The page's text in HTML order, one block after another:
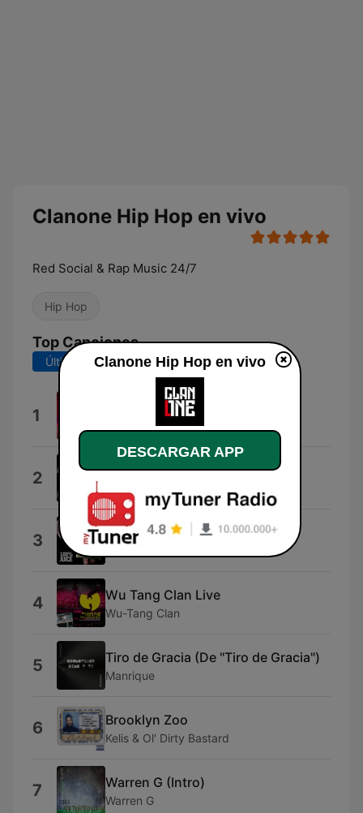
Clanone Hip Hop en vivo
Red Social & Rap Music 24/7
Hip Hop
Top Canciones
Últimos 7 días Últimos 30 días
1 Jokker Liricis
2 Short Short
3 DJ Scream (Interlude)
4 Wu Tang Clan Live
Wu-Tang Clan
5 Tiro de Gracia (De "Tiro de Gracia")
Manrique
6 Brooklyn Zoo
Kelis & Ol' Dirty Bastard
7 Warren G (Intro)
Warren G
Clanone Hip Hop en vivo
DESCARGAR APP